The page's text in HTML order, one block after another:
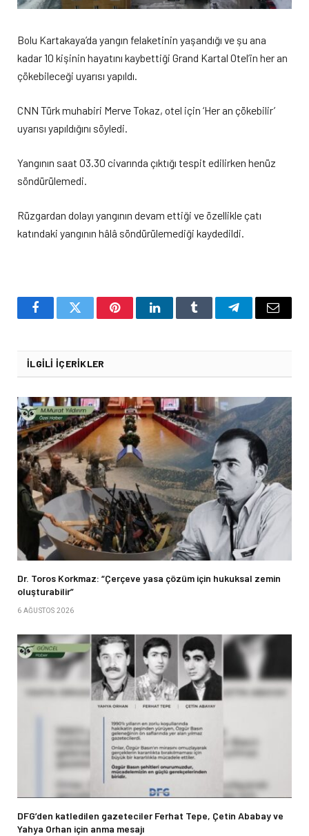
Bolu Kartakaya’da yangın felaketinin yaşandığı ve şu ana
kadar 10 kişinin hayatını kaybettiği Grand Kartal Otel’in her an
çökebileceği uyarısı yapıldı.
CNN Türk muhabiri Merve Tokaz, otel için ‘Her an çökebilir’
uyarısı yapıldığını söyledi.
Yangının saat 03.30 civarında çıktığı tespit edilirken henüz
söndürülemedi.
Rüzgardan dolayı yangının devam ettiği ve özellikle çatı
katındaki yangının hâlâ söndürülemediği kaydedildi.
FacebookTwitter PinterestLinkedInTumblr TelegramEmail
İLGILI İÇERIKLER
Dr. Toros Korkmaz: “Çerçeve yasa çözüm için hukuksal zemin
oluşturabilir”
6 AĞUSTOS 2026
DFG’den katledilen gazeteciler Ferhat Tepe, Çetin Ababay ve
Yahya Orhan için anma mesajı